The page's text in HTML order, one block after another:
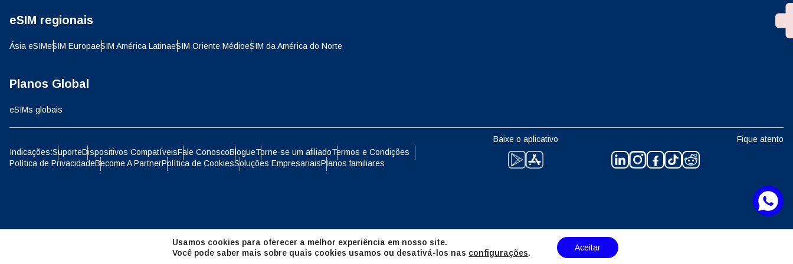
eSIM regionais
Ásia eSIMeSIM EuropaeSIM América LatinaeSIM Oriente MédioeSIM da América do Norte
Planos Global
eSIMs globais
Indicações:SuporteDispositivos CompatíveisFale ConoscoBlogueTorne-se um afiliadoTermos e Condições
Política de PrivacidadeBecome A PartnerPolítica de CookiesSoluções EmpresariaisPlanos familiares
Baixe o aplicativo Fique atento
Polski
简体中文 繁體中文
CAD - Dólar Canadense
CHF - Franco Suíço NZD - Dólar Neozelandês
Usamos cookies para oferecer a melhor experiência em nosso site.
Você pode saber mais sobre quais cookies usamos ou desativá-los nas configurações.
Aceitar